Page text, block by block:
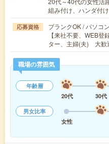
組み付け、ハンダ付
応募資格
ブランクOK / パソコ
【来社不要、WEB
ター、主婦(夫) 大歓
職場の雰囲気
年齢層
20代
30代
男女比率
女性